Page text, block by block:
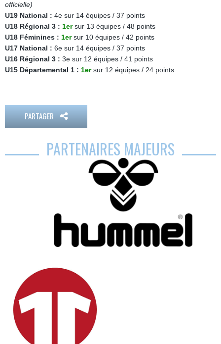
officielle)
U19 National : 4e sur 14 équipes / 37 points
U18 Régional 3 : 1ersur 13 équipes / 48 points
U18 Féminines : 1ersur 10 équipes / 42 points
U17 National : 6e sur 14 équipes / 37 points
U16 Régional 3 : 3e sur 12 équipes / 41 points
U15 Départemental 1 : 1ersur 12 équipes / 24 points
PARTAGER
PARTENAIRES MAJEURS